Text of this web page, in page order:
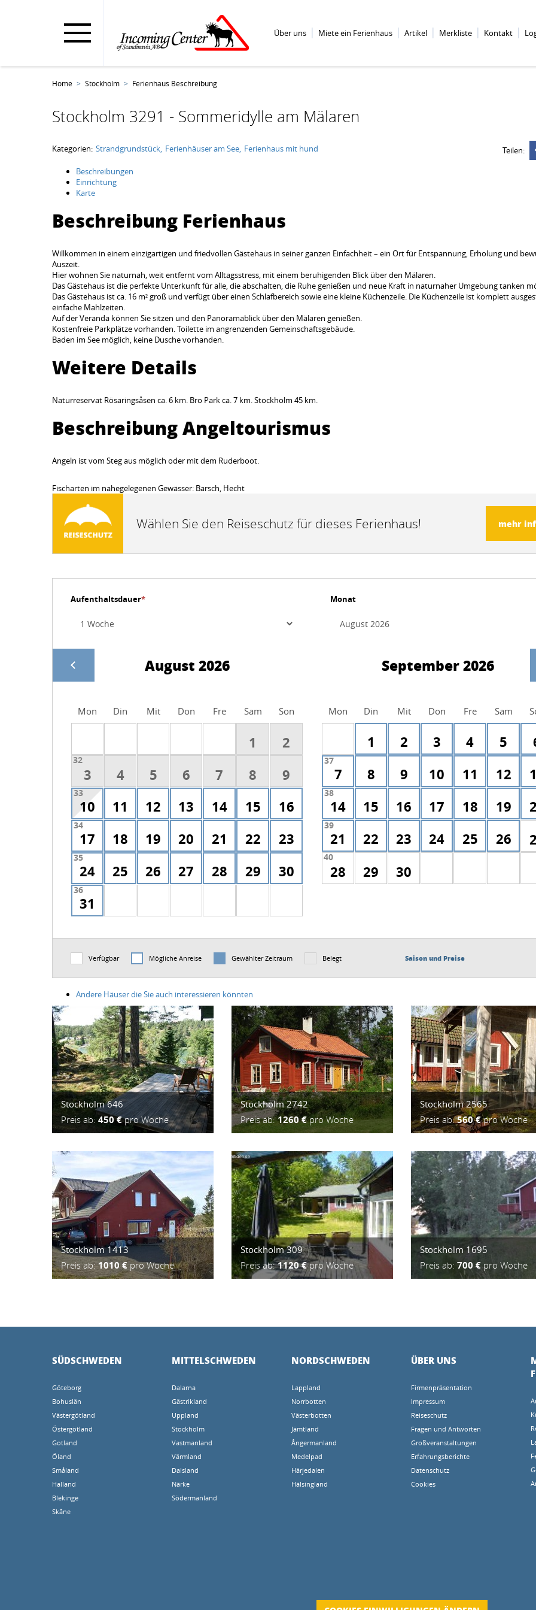
Über uns Miete ein Ferienhaus Artikel Merkliste Kontakt
Home Stockholm Ferienhaus Beschreibung
Stockholm 3291 - Sommeridylle am Mälaren
Kategorien: Strandgrundstück Ferienhäuser am See Ferienhaus mit hund
Teilen:
Beschreibungen
Einrichtung
Karte
Beschreibung Ferienhaus
Willkommen in einem einzigartigen und friedvollen Gästehaus in seiner ganzen Einfachheit – ein Ort für Entspannung, Erholung und
Auszeit.
Hier wohnen Sie naturnah, weit entfernt vom Alltagsstress, mit einem beruhigenden Blick über den Mälaren.
Das Gästehaus ist die perfekte Unterkunft für alle, die abschalten, die Ruhe genießen und neue Kraft in naturnaher Umgebung tanken
Das Gästehaus ist ca. 16 m² groß und verfügt über einen Schlafbereich sowie eine kleine Küchenzeile. Die Küchenzeile ist komplett
einfache Mahlzeiten.
Auf der Veranda können Sie sitzen und den Panoramablick über den Mälaren genießen.
Kostenfreie Parkplätze vorhanden. Toilette im angrenzenden Gemeinschaftsgebäude.
Baden im See möglich, keine Dusche vorhanden.
Weitere Details
Naturreservat Rösaringsåsen ca. 6 km. Bro Park ca. 7 km. Stockholm 45 km.
Beschreibung Angeltourismus
Angeln ist vom Steg aus möglich oder mit dem Ruderboot.
Fischarten im nahegelegenen Gewässer: Barsch, Hecht
Wählen Sie den Reiseschutz für dieses Ferienhaus! mehr
Aufenthaltsdauer* Monat
August 2026
Mon Din Mit Don Fre Sam Son
1 2
32
3 4 5 6 7 8 9
33
10 11 12 13 14 15 16
34
17 18 19 20 21 22 23
35
24 25 26 27 28 29 30
36
31
September 2026
Mon Din Mit Don Fre Sam
1 2 3 4 5
37
7 8 9 10 11 12
38
14 15 16 17 18 19
39
21 22 23 24 25 26
40
28 29 30
Verfügbar Mögliche Anreise Gewählter Zeitraum Belegt Saison und Preise
Andere Häuser die Sie auch interessieren könnten
Stockholm 646
Preis ab: 450 €pro Woche
Stockholm 2742
Preis ab:1260 €pro Woche
Stockholm 2565
Preis ab:560 €pro Woche
Stockholm 1413
Preis ab: 1010 € pro Woche
Stockholm 309
Preis ab:1120 €pro Woche
Stockholm 1695
Preis ab: 700 €pro Woche
SÜDSCHWEDEN
Göteborg
Bohuslän
Västergötland
Östergötland
Gotland
Öland
Småland
Halland
Blekinge
Skåne
MITTELSCHWEDEN
Dalarna
Gästrikland
Uppland
Stockholm
Vastmanland
Värmland
Dalsland
Närke
Södermanland
NORDSCHWEDEN
Lappland
Norrbotten
Västerbotten
Jämtland
Ångermanland
Medelpad
Härjedalen
Hälsingland
ÜBER UNS
Firmenpräsentation
Impressum
Reiseschutz
Fragen und Antworten
Großveranstaltungen
Erfahrungsberichte
Datenschutz
Cookies